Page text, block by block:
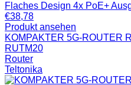
Flaches Design 4x PoE+
€38,78
Produkt ansehen
KOMPAKTER 5G-ROUTER
RUTM20
Router
Teltonika